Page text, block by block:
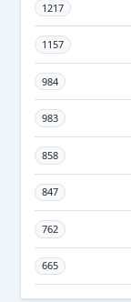
1217
1157
984
983
858
847
762
665